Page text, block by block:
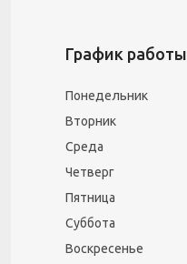
График работы
Понедельник
Вторник
Среда
Четверг
Пятница
Суббота
Воскресенье